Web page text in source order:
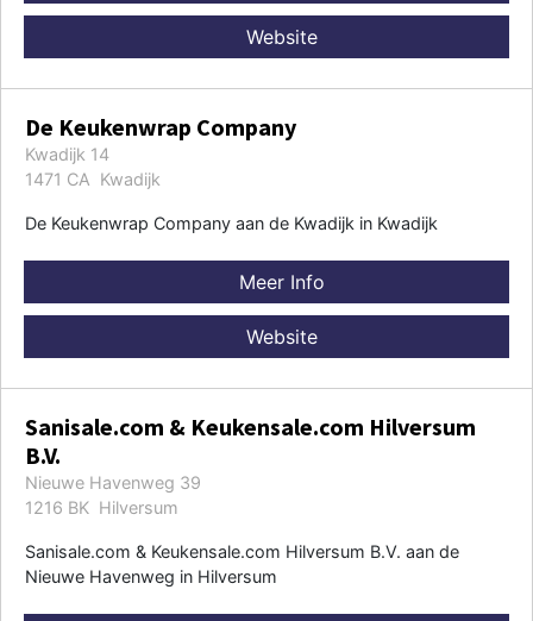
Website
De Keukenwrap Company
Kwadijk 14
1471 CA Kwadijk
De Keukenwrap Company aan de Kwadijk in Kwadijk
Meer Info
Website
Sanisale.com & Keukensale.com Hilversum
B.V.
Nieuwe Havenweg 39
1216 BK Hilversum
Sanisale.com & Keukensale.com Hilversum B.V. aan de
Nieuwe Havenweg in Hilversum